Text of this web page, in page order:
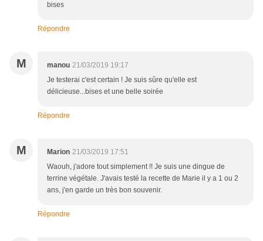
bises
Répondre
M manou 21/03/2019 19:17
Je testerai c'est certain ! Je suis sûre qu'elle est
délicieuse...bises et une belle soirée
Répondre
M Marion 21/03/2019 17:51
Waouh, j'adore tout simplement !! Je suis une dingue de
terrine végétale. J'avais testé la recette de Marie il y a 1 ou 2
ans, j'en garde un très bon souvenir.
Répondre